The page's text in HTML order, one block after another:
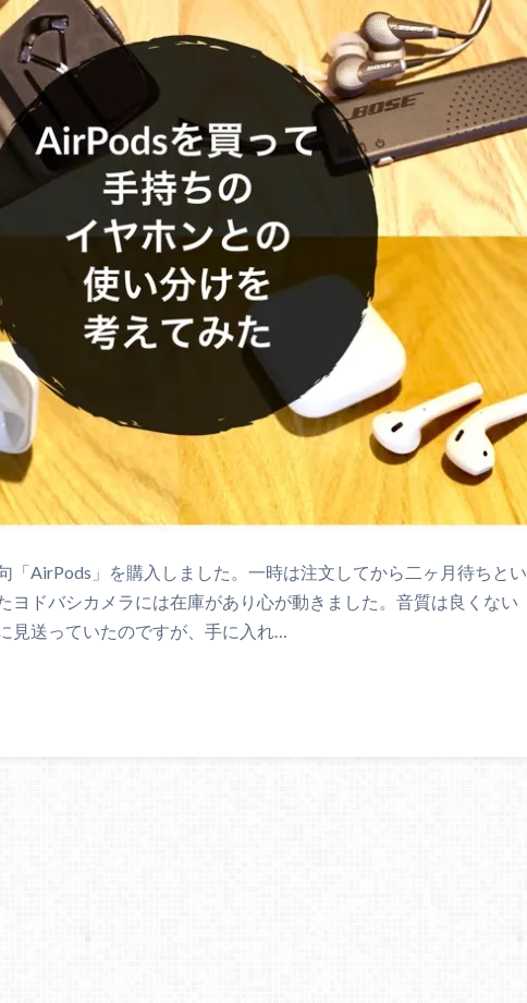
「AirPods」を購入しました。一時は注文してから二ヶ月待ちとい
ヨドバシカメラには在庫があり心が動きました。音質は良くない
見送っていたのですが、手に入れ…